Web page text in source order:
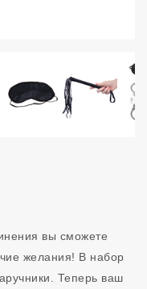
вы сможете
желания! В набор
Теперь ваш